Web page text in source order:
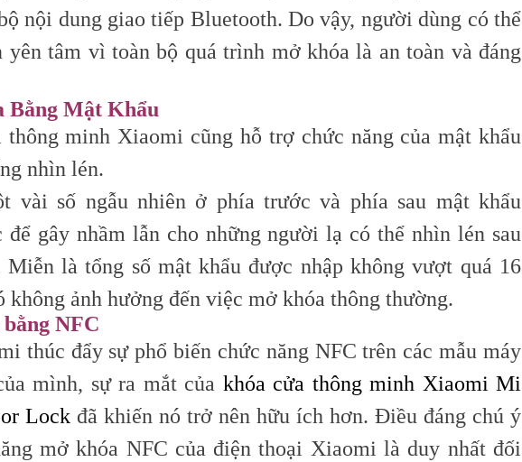
nội dung giao tiếp Bluetooth. Do vậy, người dùng có thể
yên tâm vì toàn bộ quá trình mở khóa là an toàn và đáng
Bằng Mật Khẩu
thông minh Xiaomi cũng hỗ trợ chức năng của mật khẩu
nhìn lén.
vài số ngẫu nhiên ở phía trước và phía sau mật khẩu
để gây nhầm lẫn cho những người lạ có thể nhìn lén sau
Miễn là tổng số mật khẩu được nhập không vượt quá 16
không ảnh hưởng đến việc mở khóa thông thường.
NFC
thúc đẩy sự phổ biến chức năng NFC trên các mẫu máy
mình, sự ra mắt của khóa cửa thông minh Xiaomi Mi
Lock đã khiến nó trở nên hữu ích hơn. Điều đáng chú ý
mở khóa NFC của điện thoại Xiaomi là duy nhất đối